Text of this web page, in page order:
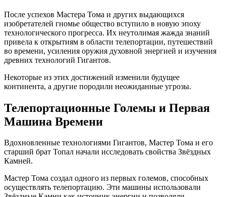
После успехов Мастера Тома и других выдающихся
изобретателей гномье общество вступило в новую эпоху
технологического прогресса. Их неутолимая жажда знаний
привела к открытиям в области телепортации, путешествий
во времени, усиления оружия духовной энергией и изучения
древних технологий Гигантов.
Некоторые из этих достижений изменили будущее
континента, а другие породили неожиданные угрозы.
Телепортационные Големы и Первая
Машина Времени
Вдохновленные технологиями Гигантов, Мастер Тома и его
старший брат Топал начали исследовать свойства Звёздных
Камней.
Мастер Тома создал одного из первых големов, способных
осуществлять телепортацию. Эти машины использовали